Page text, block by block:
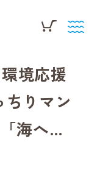
境応援
りマン
海へ…